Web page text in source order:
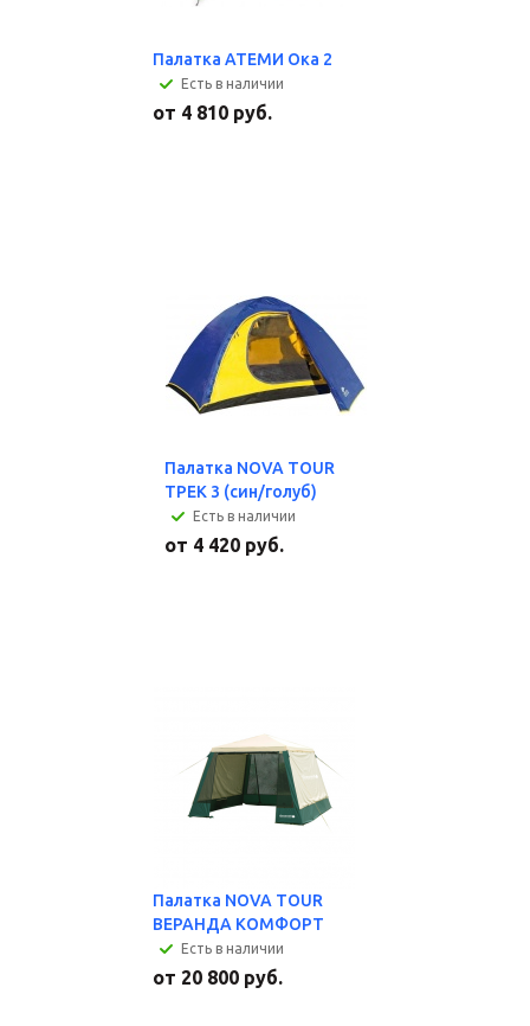
Палатка АТЕМИ Ока 2
Есть в наличии
от 4 810 руб.
Палатка NOVA TOUR
ТРЕК 3 (син/голуб)
Есть в наличии
от 4 420 руб.
Палатка NOVA TOUR
ВЕРАНДА КОМФОРТ
Есть в наличии
от 20 800 руб.